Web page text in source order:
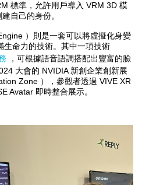
標準，允許用戶導入 VRM 3D 模
自己的身份。
）則是一套可以將虛擬化身變
生命力的技術。其中一項技術
，可根據語音語調搭配出豐富的臉
大會的 NVIDIA 新創企業創新展
Zone ），參觀者透過 VIVE XR
Avatar 即時整合展示。